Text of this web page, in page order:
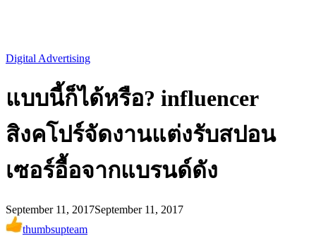
Digital Advertising
แบบนี้ก็ได้หรือ? influencer
สิงคโปร์จัดงานแต่งรับสปอน
เซอร์อื้อจากแบรนด์ดัง
September 11, 2017September 11, 2017
thumbsupteam